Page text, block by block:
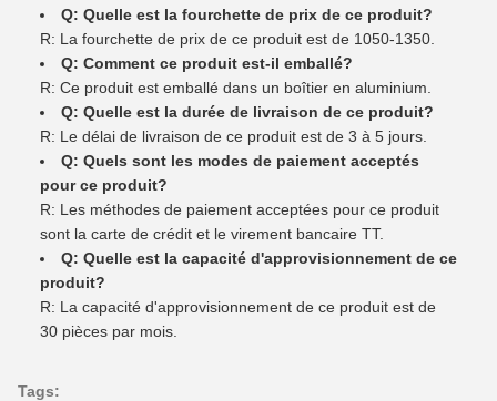
Q: Quelle est la fourchette de prix de ce produit?
R: La fourchette de prix de ce produit est de 1050-1350.
Q: Comment ce produit est-il emballé?
R: Ce produit est emballé dans un boîtier en aluminium.
Q: Quelle est la durée de livraison de ce produit?
R: Le délai de livraison de ce produit est de 3 à 5 jours.
Q: Quels sont les modes de paiement acceptés
pour ce produit?
R: Les méthodes de paiement acceptées pour ce produit
sont la carte de crédit et le virement bancaire TT.
Q: Quelle est la capacité d'approvisionnement de ce
produit?
R: La capacité d'approvisionnement de ce produit est de
30 pièces par mois.
Tags: